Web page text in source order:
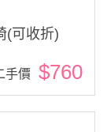
(可收折)
$760
手價